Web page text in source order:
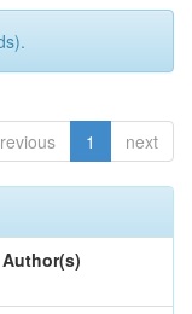
1 next
Author(s)